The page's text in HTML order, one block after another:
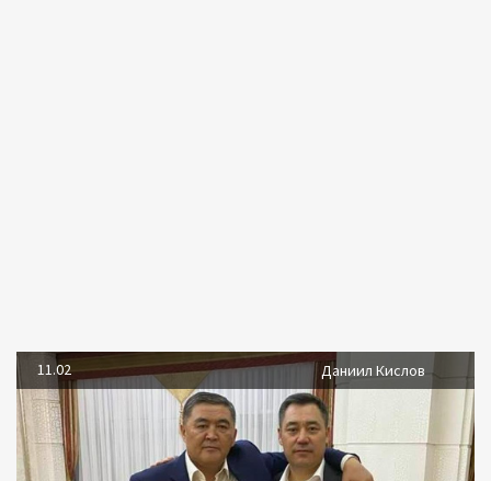
11.02 Даниил Кислов